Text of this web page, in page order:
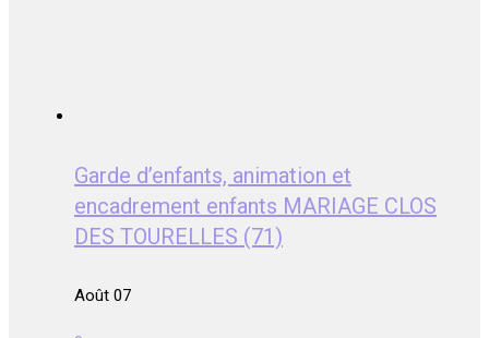
Garde d’enfants, animation et
encadrement enfants MARIAGE CLOS
DES TOURELLES (71)
Août 07